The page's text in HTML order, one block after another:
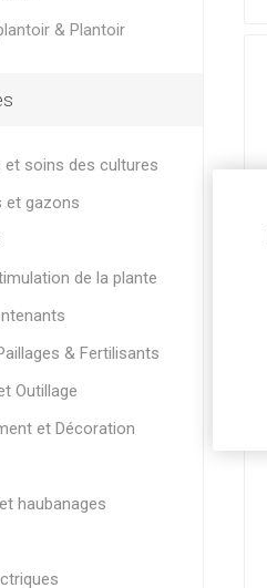
& Plantoir
soins des cultures
et gazons
de la plante
& Fertilisants
Outillage
et Décoration
haubanages